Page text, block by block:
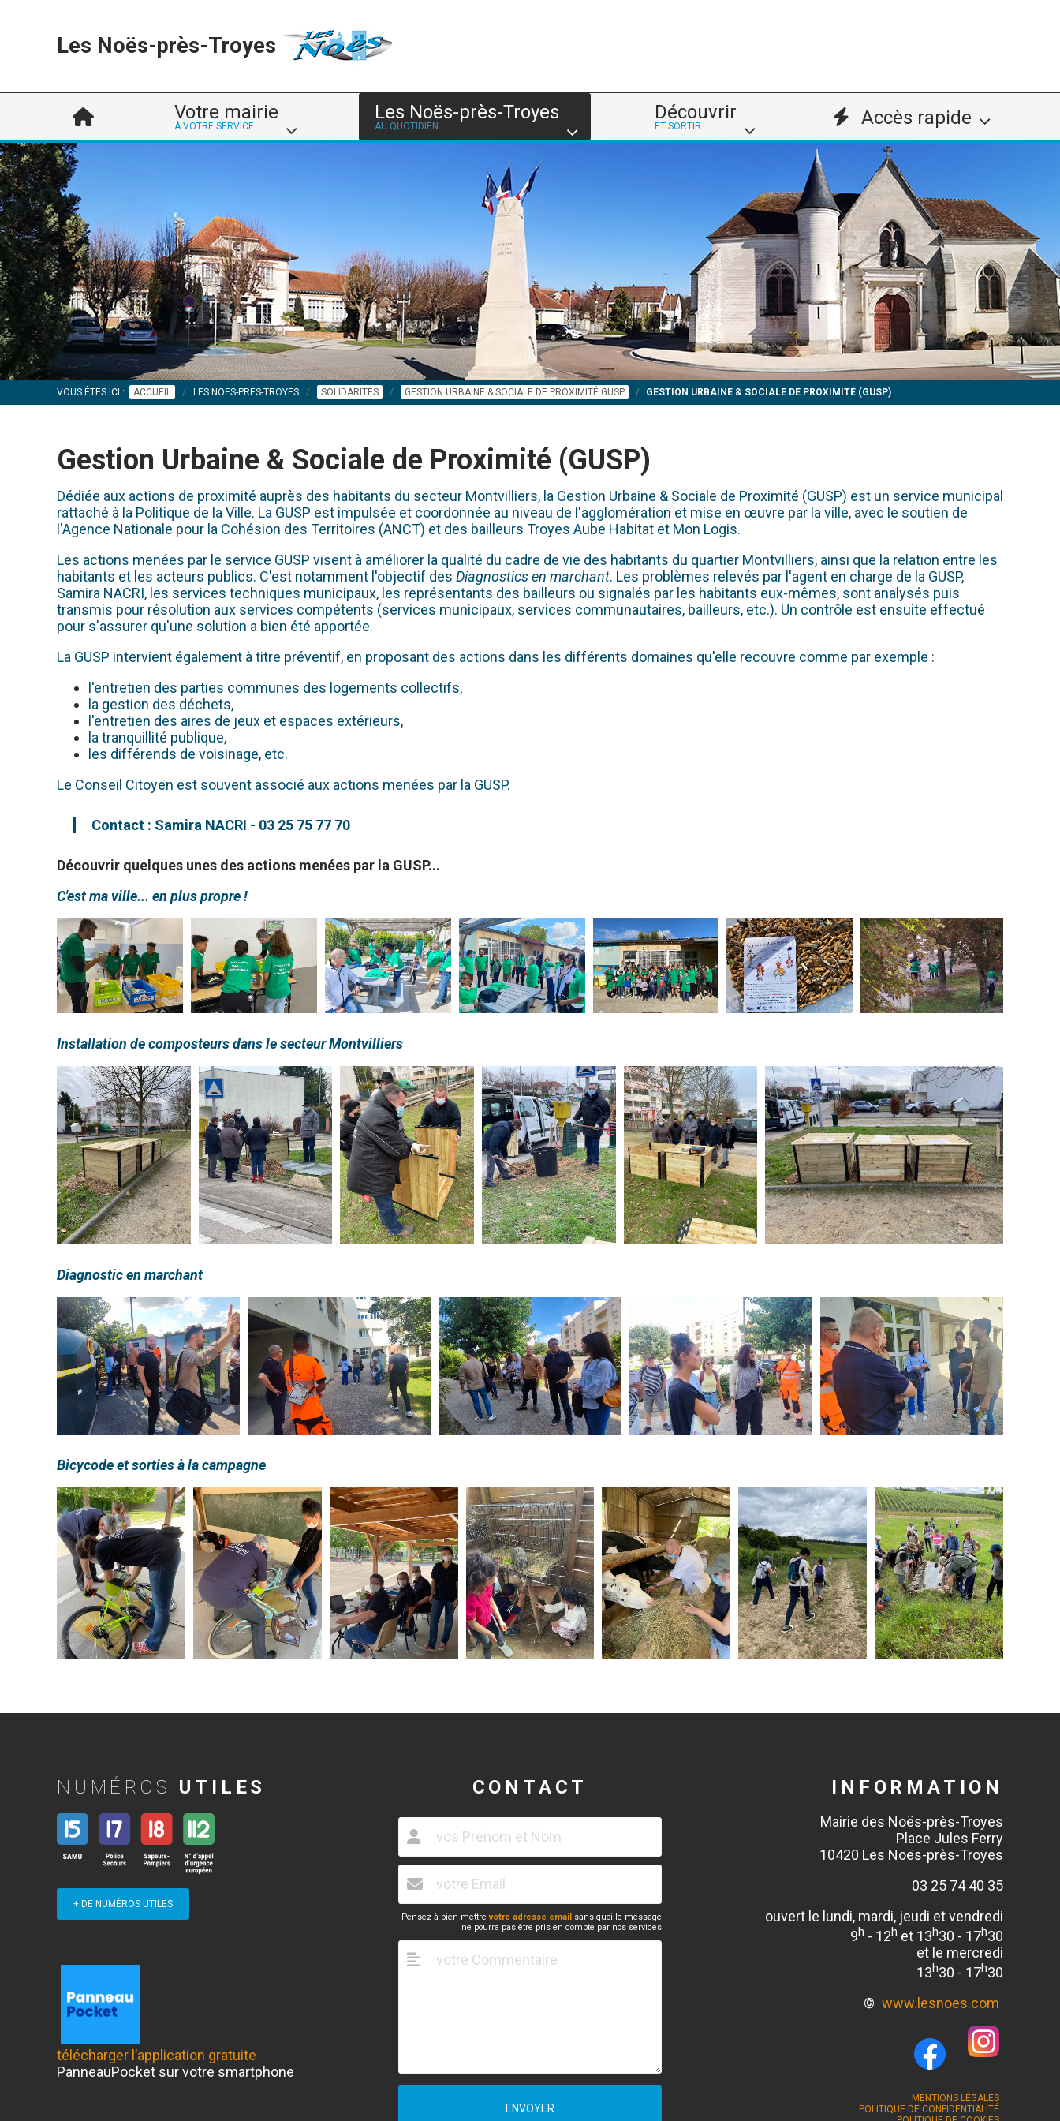
Les Noës-près-Troyes
Votre mairie
À VOTRE SERVICE
Les Noës-près-Troyes
AU QUOTIDIEN
Découvrir
ET SORTIR Accès rapide
VOUS ÊTES ICI : ACCUEIL LES NOËS-PRÈS-TROYES SOLIDARITÉS GESTION URBAINE & SOCIALE DE PROXIMITÉ GUSP GESTION URBAINE & SOCIALE DE PROXIMITÉ (GUSP)
Gestion Urbaine & Sociale de Proximité (GUSP)
Dédiée aux actions de proximité auprès des habitants du secteur Montvilliers, la Gestion Urbaine & Sociale de Proximité (GUSP) est un service municipal
rattaché à la Politique de la Ville. La GUSP est impulsée et coordonnée au niveau de l'agglomération et mise en œuvre par la ville, avec le soutien de
l'Agence Nationale pour la Cohésion des Territoires (ANCT) et des bailleurs Troyes Aube Habitat et Mon Logis.
Les actions menées par le service GUSP visent à améliorer la qualité du cadre de vie des habitants du quartier Montvilliers, ainsi que la relation entre les
habitants et les acteurs publics. C'est notamment l'objectif des Diagnostics en marchant. Les problèmes relevés par l'agent en charge de la GUSP,
Samira NACRI, les services techniques municipaux, les représentants des bailleurs ou signalés par les habitants eux-mêmes, sont analysés puis
transmis pour résolution aux services compétents (services municipaux, services communautaires, bailleurs, etc.). Un contrôle est ensuite effectué
pour s'assurer qu'une solution a bien été apportée.
La GUSP intervient également à titre préventif, en proposant des actions dans les différents domaines qu'elle recouvre comme par exemple :
l'entretien des parties communes des logements collectifs,
la gestion des déchets,
l'entretien des aires de jeux et espaces extérieurs,
la tranquillité publique,
les différends de voisinage, etc.
Le Conseil Citoyen est souvent associé aux actions menées par la GUSP.
Contact : Samira NACRI - 03 25 75 77 70
Découvrir quelques unes des actions menées par la GUSP...
C'est ma ville... en plus propre !
Installation de composteurs dans le secteur Montvilliers
Diagnostic en marchant
Bicycode et sorties à la campagne
NUMÉROS UTILES
+ DE NUMÉROS UTILES
télécharger l’application gratuite
PanneauPocket sur votre smartphone
CONTACT
Pensez à bien mettrevotre adresse email sans quoi le message
ne pourra pas être pris en compte par nos services
ENVOYER
INFORMATION
Mairie des Noës-près-Troyes
Place Jules Ferry
10420 Les Noës-près-Troyes
03 25 74 40 35
ouvert le lundi, mardi, jeudi et vendredi
9h - 12h et 13h30 - 17h30
et le mercredi
13h30 - 17h30
© www.lesnoes.com
MENTIONS LÉGALES
POLITIQUE DE CONFIDENTIALITÉ